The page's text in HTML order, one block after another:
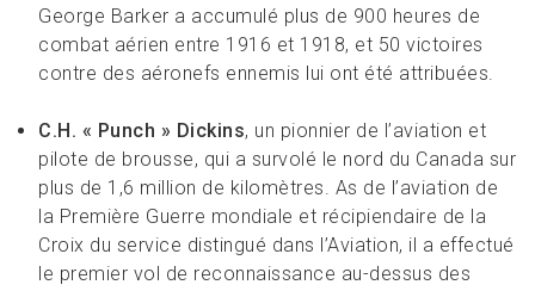
George Barker a accumulé plus de 900 heures de
combat aérien entre 1916 et 1918, et 50 victoires
contre des aéronefs ennemis lui ont été attribuées.
C.H. « Punch » Dickins, un pionnier de l’aviation et
pilote de brousse, qui a survolé le nord du Canada sur
plus de 1,6 million de kilomètres. As de l’aviation de
la Première Guerre mondiale et récipiendaire de la
Croix du service distingué dans l’Aviation, il a effectué
le premier vol de reconnaissance au-dessus des